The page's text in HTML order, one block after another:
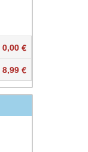
0,00 €
8,99 €